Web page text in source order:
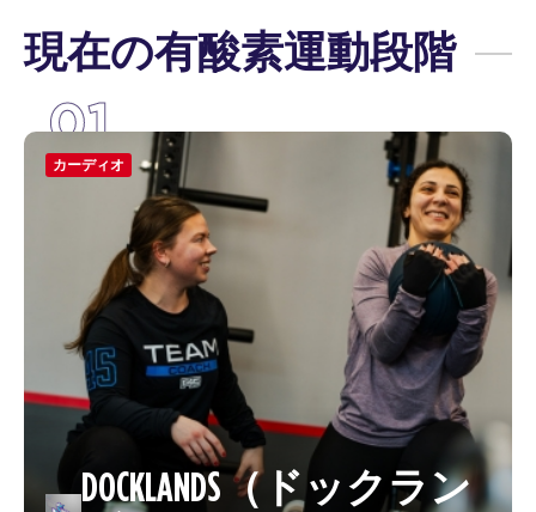
現在の有酸素運動段階
01
カーディオ
DOCKLANDS（ドックラン